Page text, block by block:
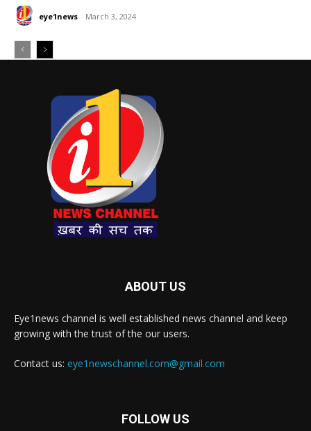
eye1news - March 3, 2024
ABOUT US
Eye1news channel is well established news channel and keep
growing with the trust of the our users.
Contact us: eye1newschannel.com@gmail.com
FOLLOW US